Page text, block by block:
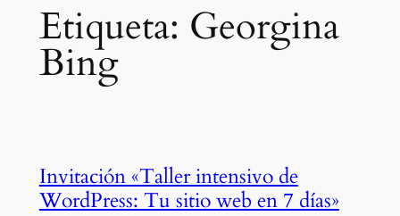
Etiqueta: Georgina
Bing
Invitación «Taller intensivo de
WordPress: Tu sitio web en 7 días»